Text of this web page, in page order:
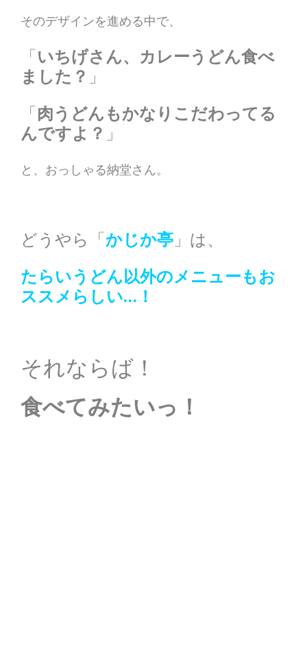
そのデザインを進める中で、
「いちげさん、カレーうどん食べ
ました？ 」
「肉うどんもかなりこだわってる
んですよ？ 」
と、おっしゃる納堂さん。
どうやら「かじか亭 」は、
たらいうどん以外のメニューもお
ススメらしい…！
それならば！
食べてみたいっ！